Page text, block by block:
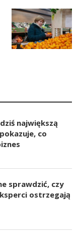
największą
co
sprawdzić, czy
ostrzegają